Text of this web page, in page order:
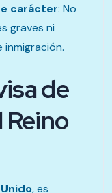
carácter: No
graves ni
inmigración.
de
, es